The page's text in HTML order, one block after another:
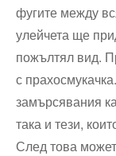
фугите между
улейчета ще
пожълтял вид.
с
замърсявания
така и тези,
След това